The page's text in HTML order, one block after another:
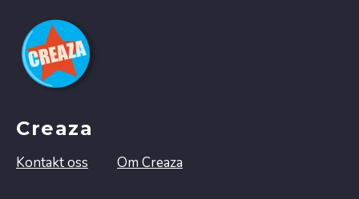
Creaza
Kontakt oss Om Creaza